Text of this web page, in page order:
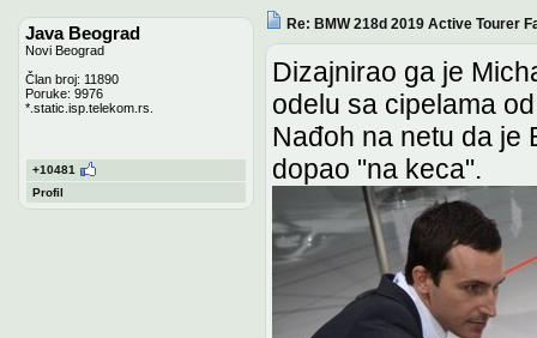
Java Beograd
Novi Beograd
Član broj: 11890
Poruke: 9976
*.static.isp.telekom.rs.
+10481
Profil
Re: BMW 218d 2019 Active Tourer
Dizajnirao ga je
odelu sa cipelama
Nađoh na netu da je
dopao "na keca".